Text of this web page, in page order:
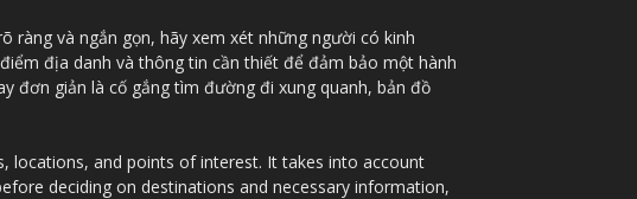
và ngắn gọn, hãy xem xét những người có kinh
địa danh và thông tin cần thiết để đảm bảo một hành
đơn giản là cố gắng tìm đường đi xung quanh, bản đồ
locations, and points of interest. It takes into account
deciding on destinations and necessary information,